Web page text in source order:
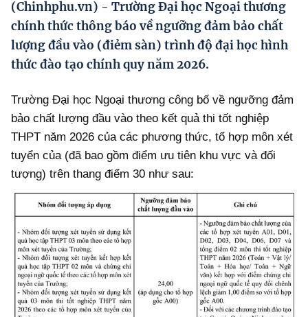
Phát triển kinh tế tư nhân và doanh nghiệp dân tộc
Ocop và chuỗi giá trị Nông sản
Doanh nghiệp dân tộc
Khác
Video
(Chinhphu.vn) - Trường Đại học Ngoại thương
chính thức thông báo về ngưỡng đảm bảo chất
lượng đầu vào (điẻm sàn) trình độ đại học hình
thức đào tạo chính quy năm 2026.
Trường Đại học Ngoại thương công bố về ngưỡng đảm
bảo chất lượng đầu vào theo kết quả thi tốt nghiệp
THPT năm 2026 của các phương thức, tổ hợp môn xét
tuyển của (đã bao gồm điểm ưu tiên khu vực và đối
tượng) trên thang điểm 30 như sau: